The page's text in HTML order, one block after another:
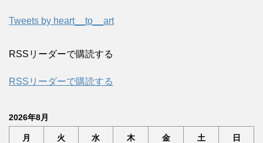
Tweets by heart__to__art
RSSリーダーで購読する
RSSリーダーで購読する
2026年8月
月 火 水 木 金 土 日